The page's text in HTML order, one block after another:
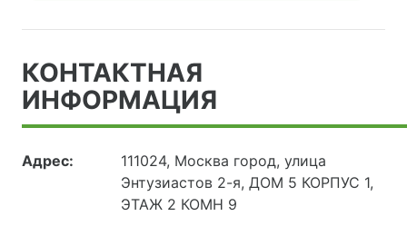
КОНТАКТНАЯ
ИНФОРМАЦИЯ
Адрес:
111024, Москва город, улица
Энтузиастов 2-я, ДОМ 5 КОРПУС 1,
ЭТАЖ 2 КОМН 9